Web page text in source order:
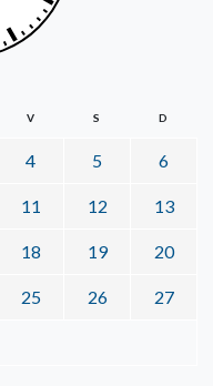
V S D
4 5 6
11 12 13
18 19 20
25 26 27